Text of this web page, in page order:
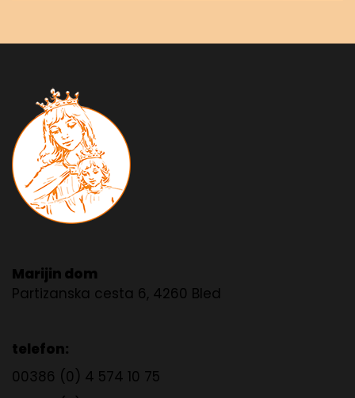
Marijin dom
Partizanska cesta 6, 4260 Bled
telefon:
00386 (0) 4 574 10 75